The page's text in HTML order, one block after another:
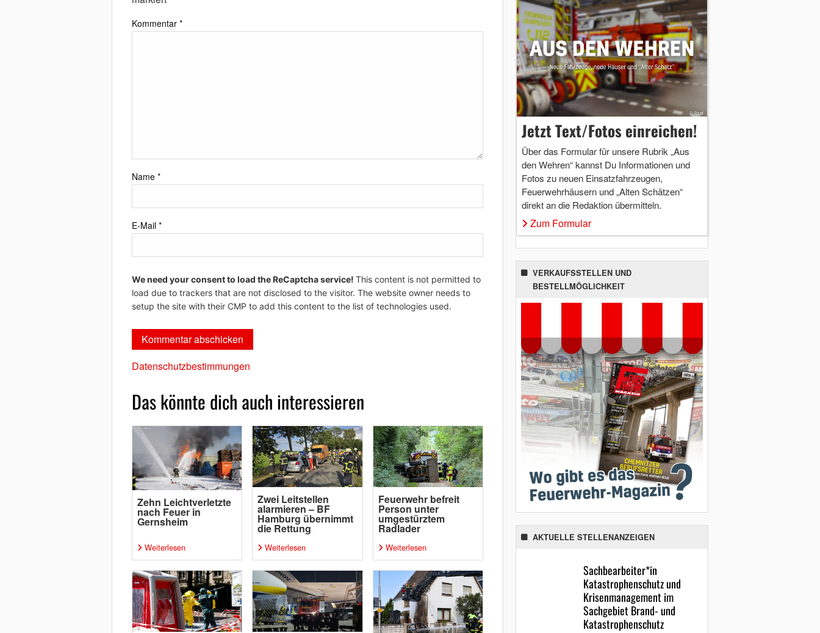
Kommentar *
Name *
E-Mail *
We need your consent to load the ReCaptcha service! This content is not permitted to
load due to trackers that are not disclosed to the visitor. The website owner needs to
setup the site with their CMP to add this content to the list of technologies used.
Datenschutzbestimmungen
Das könnte dich auch interessieren
Zehn Leichtverletzte
nach Feuer in
Gernsheim
Weiterlesen
Zwei Leitstellen
alarmieren – BF
Hamburg übernimmt
die Rettung
Weiterlesen
Feuerwehr befreit
Person unter
umgestürztem
Radlader
Weiterlesen
Jetzt Text/Fotos einreichen!
Über das Formular für unsere Rubrik „Aus
den Wehren“ kannst Du Informationen und
Fotos zu neuen Einsatzfahrzeugen,
Feuerwehrhäusern und „Alten Schätzen“
direkt an die Redaktion übermitteln.
Zum Formular
VERKAUFSSTELLEN UND
BESTELLMÖGLICHKEIT
AKTUELLE STELLENANZEIGEN
Sachbearbeiter*in
Katastrophenschutz und
Krisenmanagement im
Sachgebiet Brand- und
Katastrophenschutz